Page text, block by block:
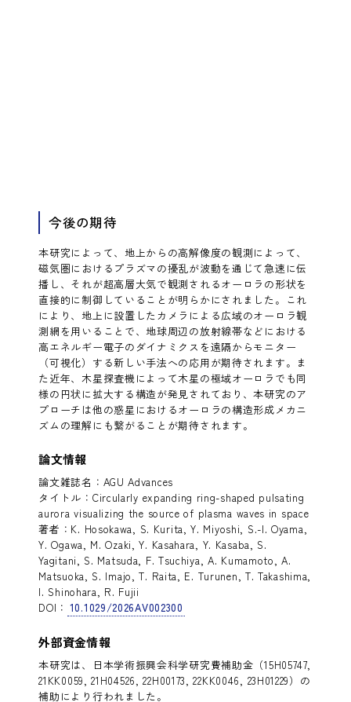
今後の期待
本研究によって、地上からの高解像度の観測によって、
磁気圏におけるプラズマの擾乱が波動を通じて急速に伝
播し、それが超高層大気で観測されるオーロラの形状を
直接的に制御していることが明らかにされました。これ
により、地上に設置したカメラによる広域のオーロラ観
測網を用いることで、地球周辺の放射線帯などにおける
高エネルギー電子のダイナミクスを遠隔からモニター
（可視化）する新しい手法への応用が期待されます。ま
た近年、木星探査機によって木星の極域オーロラでも同
様の円状に拡大する構造が発見されており、本研究のア
プローチは他の惑星におけるオーロラの構造形成メカニ
ズムの理解にも繋がることが期待されます。
論文情報
論文雑誌名：AGU Advances
タイトル：Circularly expanding ring-shaped pulsating
aurora visualizing the source of plasma waves in space
著者：K. Hosokawa, S. Kurita, Y. Miyoshi, S.-I. Oyama,
Y. Ogawa, M. Ozaki, Y. Kasahara, Y. Kasaba, S.
Yagitani, S. Matsuda, F. Tsuchiya, A. Kumamoto, A.
Matsuoka, S. Imajo, T. Raita, E. Turunen, T. Takashima,
I. Shinohara, R. Fujii
DOI： 10.1029/2026AV002300
外部資金情報
本研究は、日本学術振興会科学研究費補助金（15H05747,
21KK0059, 21H04526, 22H00173, 22KK0046, 23H01229）の
補助により行われました。